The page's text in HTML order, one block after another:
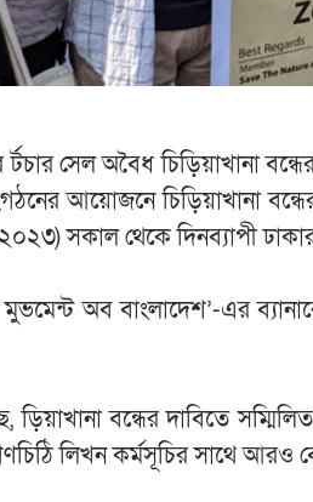
র্টচার সেল অবৈধ চিড়িয়াখানা
আয়োজনে চিড়িয়াখানা
২০২৩) সকাল থেকে দিনব্যাপী
মুভমেন্ট অব বাংলাদেশ’-এর
ড়িয়াখানা বন্ধের দাবিতে
লিখন কর্মসূচির সাথে আরও